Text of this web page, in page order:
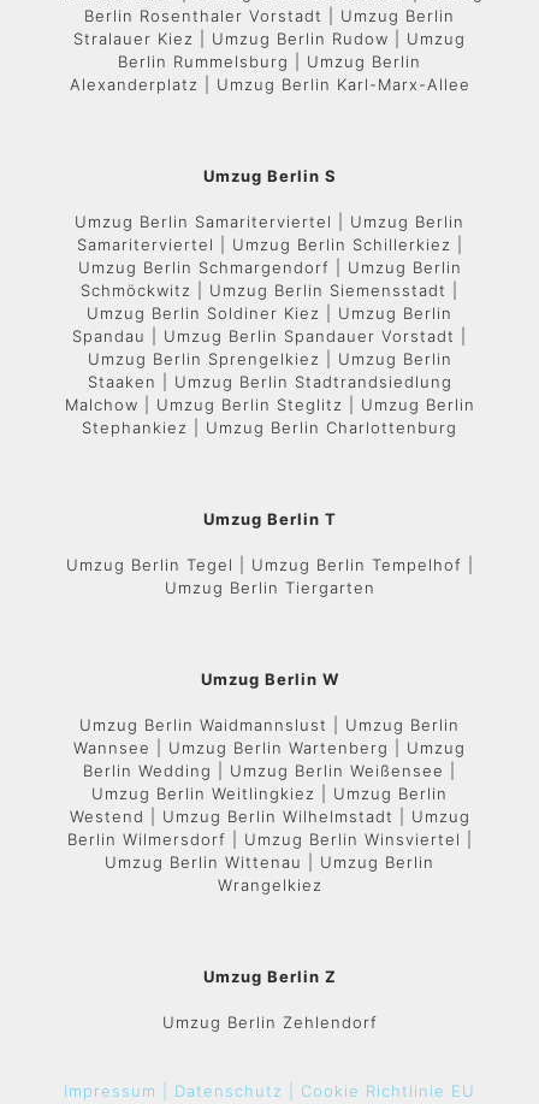
Berlin Rosenthaler Vorstadt | Umzug Berlin
Stralauer Kiez | Umzug Berlin Rudow | Umzug
Berlin Rummelsburg | Umzug Berlin
Alexanderplatz | Umzug Berlin Karl-Marx-Allee
Umzug Berlin S
Umzug Berlin Samariterviertel | Umzug Berlin
Samariterviertel | Umzug Berlin Schillerkiez |
Umzug Berlin Schmargendorf | Umzug Berlin
Schmöckwitz | Umzug Berlin Siemensstadt |
Umzug Berlin Soldiner Kiez | Umzug Berlin
Spandau | Umzug Berlin Spandauer Vorstadt |
Umzug Berlin Sprengelkiez | Umzug Berlin
Staaken | Umzug Berlin Stadtrandsiedlung
Malchow | Umzug Berlin Steglitz | Umzug Berlin
Stephankiez | Umzug Berlin Charlottenburg
Umzug Berlin T
Umzug Berlin Tegel | Umzug Berlin Tempelhof |
Umzug Berlin Tiergarten
Umzug Berlin W
Umzug Berlin Waidmannslust | Umzug Berlin
Wannsee | Umzug Berlin Wartenberg | Umzug
Berlin Wedding | Umzug Berlin Weißensee |
Umzug Berlin Weitlingkiez | Umzug Berlin
Westend | Umzug Berlin Wilhelmstadt | Umzug
Berlin Wilmersdorf | Umzug Berlin Winsviertel |
Umzug Berlin Wittenau | Umzug Berlin
Wrangelkiez
Umzug Berlin Z
Umzug Berlin Zehlendorf
Impressum | Datenschutz | Cookie Richtlinie EU